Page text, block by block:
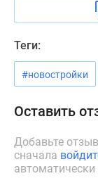
Москве
Новостройки
премиум-
класса
бизнес-
Рассрочка
Траншевая
ипотека
Теги:
#новостройки
Оставить
Добавьте
сначала